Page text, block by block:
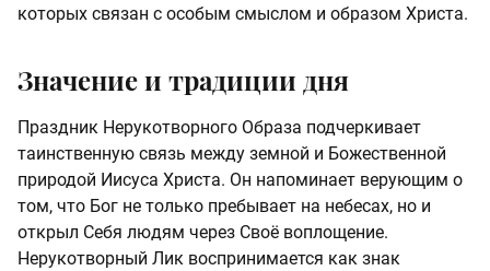
которых связан с особым смыслом и образом Христа.
Значение и традиции дня
Праздник Нерукотворного Образа подчеркивает
таинственную связь между земной и Божественной
природой Иисуса Христа. Он напоминает верующим о
том, что Бог не только пребывает на небесах, но и
открыл Себя людям через Своё воплощение.
Нерукотворный Лик воспринимается как знак